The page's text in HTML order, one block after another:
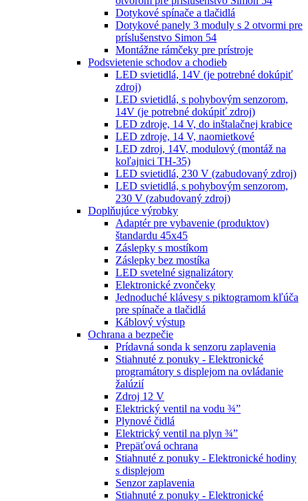
Dotykové spínače a tlačidlá
Dotykové panely 3 moduly s 2 otvormi pre
príslušenstvo Simon 54
Montážne rámčeky pre prístroje
Podsvietenie schodov a chodieb
LED svietidlá, 14V (je potrebné dokúpiť
zdroj)
LED svietidlá, s pohybovým senzorom,
14V (je potrebné dokúpiť zdroj)
LED zdroje, 14 V, do inštalačnej krabice
LED zdroje, 14 V, naomietkové
LED zdroj, 14V, modulový (montáž na
koľajnici TH-35)
LED svietidlá, 230 V (zabudovaný zdroj)
LED svietidlá, s pohybovým senzorom,
230 V (zabudovaný zdroj)
Doplňujúce výrobky
Adaptér pre vybavenie (produktov)
štandardu 45x45
Záslepky s mostíkom
Záslepky bez mostíka
LED svetelné signalizátory
Elektronické zvončeky
Jednoduché klávesy s piktogramom kľúča
pre spínače a tlačidlá
Káblový výstup
Ochrana a bezpečie
Prídavná sonda k senzoru zaplavenia
Stiahnuté z ponuky - Elektronické
programátory s displejom na ovládanie
žalúzií
Zdroj 12 V
Elektrický ventil na vodu ¾”
Plynové čidlá
Elektrický ventil na plyn ¾”
Prepäťová ochrana
Stiahnuté z ponuky - Elektronické hodiny
s displejom
Senzor zaplavenia
Stiahnuté z ponuky - Elektronické